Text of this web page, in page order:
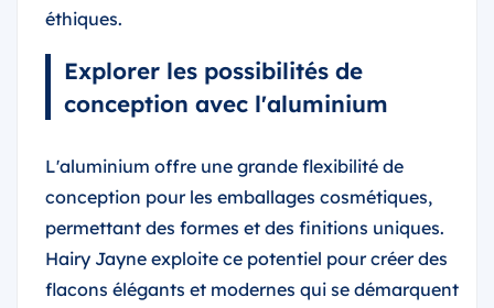
éthiques.
Explorer les possibilités de
conception avec l'aluminium
L'aluminium offre une grande flexibilité de
conception pour les emballages cosmétiques,
permettant des formes et des finitions uniques.
Hairy Jayne exploite ce potentiel pour créer des
flacons élégants et modernes qui se démarquent